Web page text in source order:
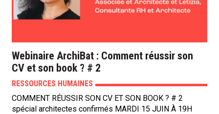
Webinaire ArchiBat : Comment réussir son
CV et son book ? # 2
RESSOURCES HUMAINES
COMMENT RÉUSSIR SON CV ET SON BOOK ? # 2
spécial architectes confirmés MARDI 15 JUIN À 19H